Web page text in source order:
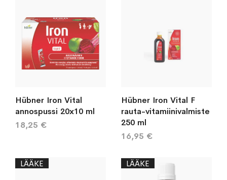
Hübner Iron Vital
annospussi 20x10 ml
18,25 €
Hübner Iron Vital F
rauta-vitamiinivalmiste
250 ml
16,95 €
LÄÄKE LÄÄKE